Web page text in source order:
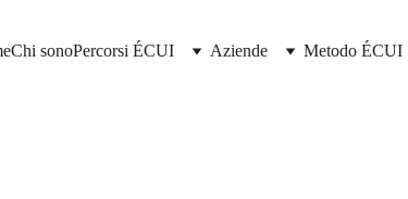
Chi sonoPercorsi ÉCUI Aziende Metodo ÉCUI